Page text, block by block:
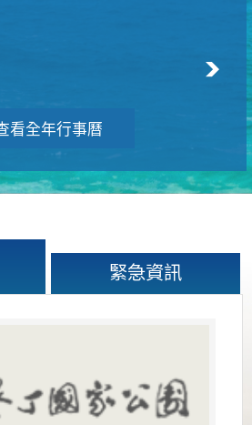
看全年行事曆
緊急資訊